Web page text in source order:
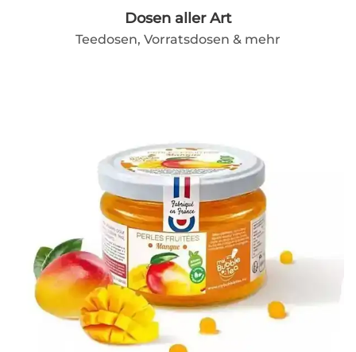
Dosen aller Art
Teedosen, Vorratsdosen & mehr